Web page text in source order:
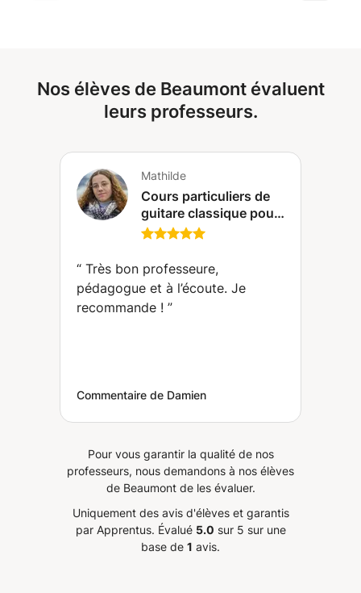
Nos élèves de Beaumont évaluent
leurs professeurs.
Mathilde
Cours particuliers de
guitare classique pour
débutants (Clermont-
“ Très bon professeure,
pédagogue et à l’écoute. Je
recommande ! ”
Commentaire de Damien
Pour vous garantir la qualité de nos
professeurs, nous demandons à nos élèves
de Beaumont de les évaluer.
Uniquement des avis d'élèves et garantis
par Apprentus. Évalué 5.0 sur 5 sur une
base de 1 avis.